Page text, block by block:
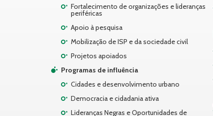
Fortalecimento de organizações e lideranças
periféricas
Apoio à pesquisa
Mobilização de ISP e da sociedade civil
Projetos apoiados
Programas de influência
Cidades e desenvolvimento urbano
Democracia e cidadania ativa
Lideranças Negras e Oportunidades de